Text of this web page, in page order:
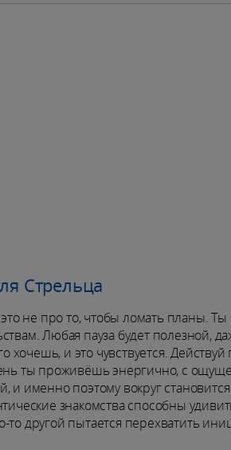
Стрельца
не про то, чтобы ломать планы.
Любая пауза будет полезной,
хочешь, и это чувствуется.
ты проживёшь энергично, с
именно поэтому вокруг
знакомства способны
другой пытается перехватить